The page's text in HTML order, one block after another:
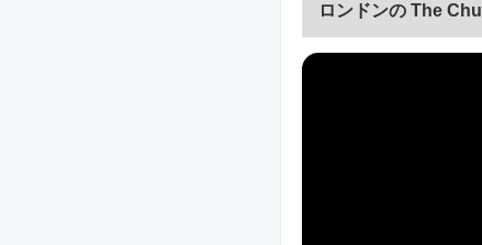
ロンドンの The